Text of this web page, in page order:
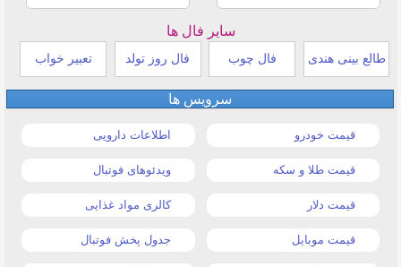
سایر فال ها
طالع بینی هندی فال چوب فال روز تولد تعبیر خواب
سرویس ها
قیمت خودرو اطلاعات دارویی
قیمت طلا و سکه ویدئوهای فوتبال
قیمت دلار کالری مواد غذایی
قیمت موبایل جدول پخش فوتبال